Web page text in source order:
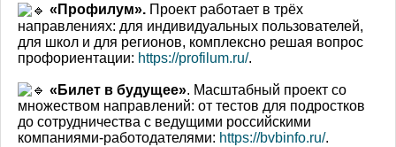
«Профилум». Проект работает в трёх
направлениях: для индивидуальных пользователей,
для школ и для регионов, комплексно решая вопрос
профориентации: https://profilum.ru/.
«Билет в будущее». Масштабный проект со
множеством направлений: от тестов для подростков
до сотрудничества с ведущими российскими
компаниями-работодателями: https://bvbinfo.ru/.